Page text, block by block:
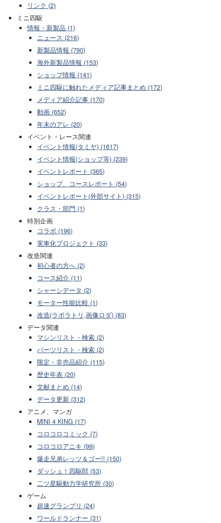
リンク (2)
ミニ四駆
情報・新製品 (1)
ニュース (216)
新製品情報 (790)
海外新製品情報 (153)
ショップ情報 (141)
ミニ四駆に触れたメディア記事まとめ (172)
メディア紹介記事 (170)
動画 (652)
年末のアレ (20)
イベント・レース関連
イベント情報(タミヤ) (1617)
イベント情報(ショップ等) (239)
イベントレポート (365)
ショップ、コースレポート (54)
イベントレポート(外部サイト) (315)
クラス・部門 (1)
特別企画
コラボ (196)
実車化プロジェクト (33)
改造関連
初心者の方へ (2)
コース紹介 (11)
シャーシデータ (2)
モーター性能比較 (1)
改造(ラボラトリ,画像ロダ) (83)
データ関連
マシンリスト・検索 (2)
パーツリスト・検索 (2)
限定・非売品紹介 (115)
歴史年表 (20)
文献まとめ (14)
データ更新 (312)
アニメ、マンガ
MINI 4 KING (17)
コロコロコミック (7)
コロコロアニキ (99)
爆走兄弟レッツ＆ゴー!! (150)
ダッシュ！四駆郎 (53)
二ツ星駆動力学研究所 (30)
ゲーム
超速グランプリ (24)
ワールドランナー (31)